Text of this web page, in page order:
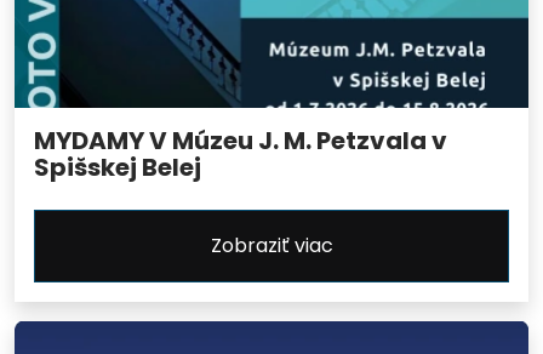
MYDAMY V Múzeu J. M. Petzvala v
Spišskej Belej
Zobraziť viac